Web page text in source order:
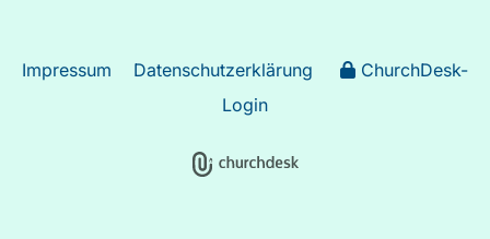
Impressum Datenschutzerklärung
ChurchDesk-
Login